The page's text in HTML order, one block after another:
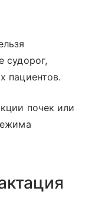
судорог,
пациентов.
почек или